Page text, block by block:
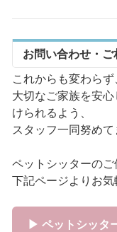
お問い合わせ・ご
これからも変わらず
大切なご家族を安
けられるよう、
スタッフ一同努めて
ペットシッターのご
下記ページよりお気
▶ ペットシッタ